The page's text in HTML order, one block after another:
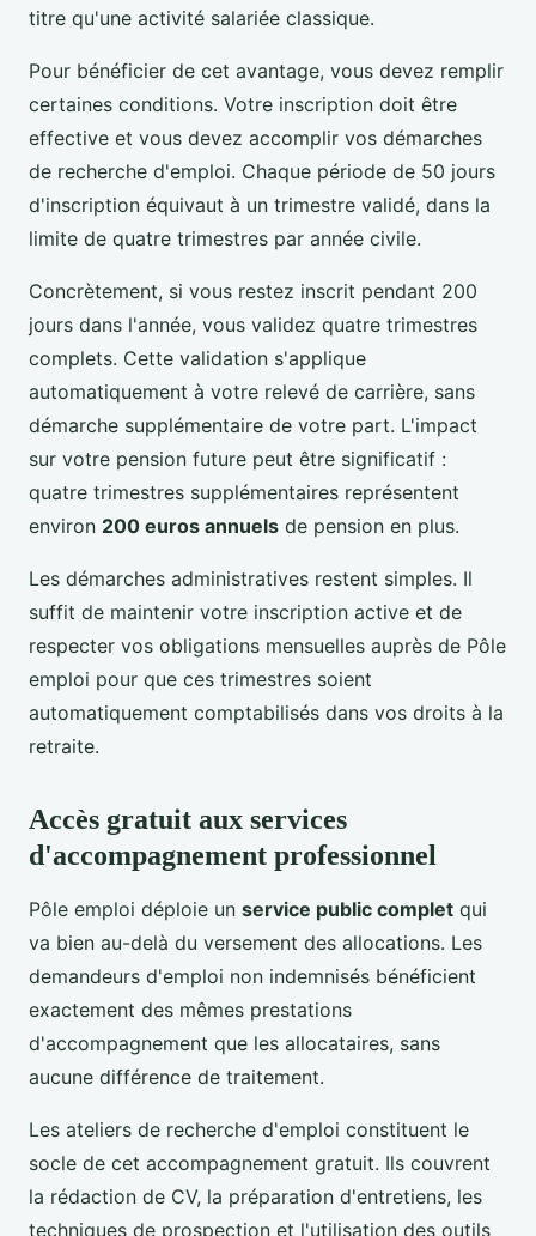
titre qu'une activité salariée classique.
Pour bénéficier de cet avantage, vous devez remplir
certaines conditions. Votre inscription doit être
effective et vous devez accomplir vos démarches
de recherche d'emploi. Chaque période de 50 jours
d'inscription équivaut à un trimestre validé, dans la
limite de quatre trimestres par année civile.
Concrètement, si vous restez inscrit pendant 200
jours dans l'année, vous validez quatre trimestres
complets. Cette validation s'applique
automatiquement à votre relevé de carrière, sans
démarche supplémentaire de votre part. L'impact
sur votre pension future peut être significatif :
quatre trimestres supplémentaires représentent
environ 200 euros annuels de pension en plus.
Les démarches administratives restent simples. Il
suffit de maintenir votre inscription active et de
respecter vos obligations mensuelles auprès de Pôle
emploi pour que ces trimestres soient
automatiquement comptabilisés dans vos droits à la
retraite.
Accès gratuit aux services
d'accompagnement professionnel
Pôle emploi déploie un service public complet qui
va bien au-delà du versement des allocations. Les
demandeurs d'emploi non indemnisés bénéficient
exactement des mêmes prestations
d'accompagnement que les allocataires, sans
aucune différence de traitement.
Les ateliers de recherche d'emploi constituent le
socle de cet accompagnement gratuit. Ils couvrent
la rédaction de CV, la préparation d'entretiens, les
techniques de prospection et l'utilisation des outils